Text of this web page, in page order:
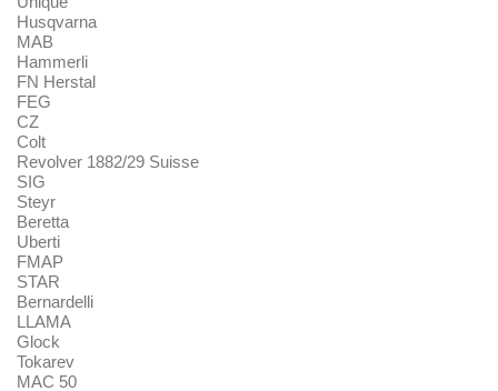
Husqvarna
MAB
Hammerli
FN Herstal
FEG
CZ
Colt
Revolver 1882/29 Suisse
SIG
Steyr
Beretta
Uberti
FMAP
STAR
Bernardelli
LLAMA
Glock
Tokarev
MAC 50